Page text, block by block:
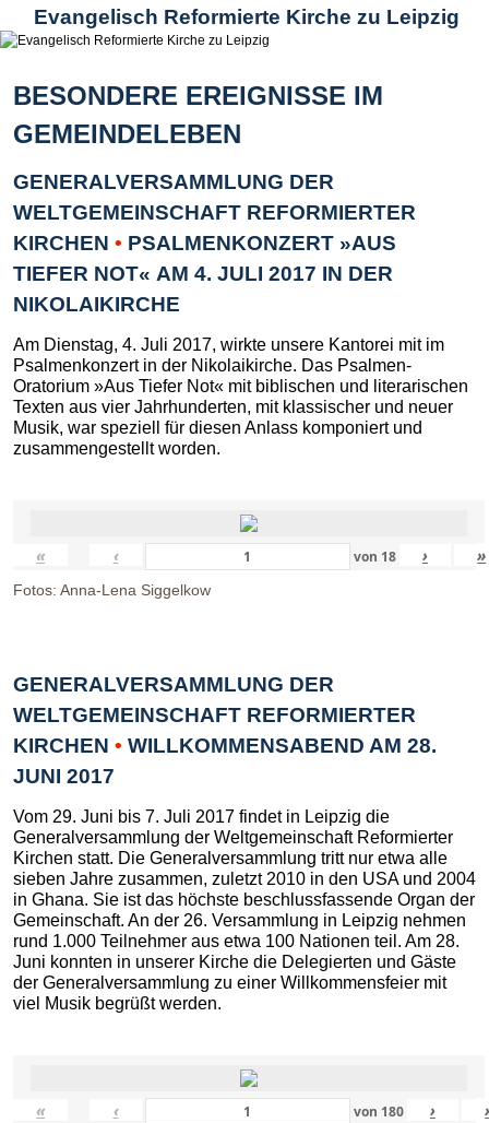
Evangelisch Reformierte Kirche zu Leipzig
BESONDERE EREIGNISSE IM
GEMEINDELEBEN
GENERALVERSAMMLUNG DER
WELTGEMEINSCHAFT REFORMIERTER
KIRCHEN • PSALMENKONZERT »AUS
TIEFER NOT« AM 4. JULI 2017 IN DER
NIKOLAIKIRCHE
Am Dienstag, 4. Juli 2017, wirkte unsere Kantorei mit im
Psalmenkonzert in der Nikolaikirche. Das Psalmen-
Oratorium »Aus Tiefer Not« mit biblischen und literarischen
Texten aus vier Jahrhunderten, mit klassischer und neuer
Musik, war speziell für diesen Anlass komponiert und
zusammengestellt worden.
« ‹ von 18 › »
Fotos: Anna-Lena Siggelkow
GENERALVERSAMMLUNG DER
WELTGEMEINSCHAFT REFORMIERTER
KIRCHEN • WILLKOMMENSABEND AM 28.
JUNI 2017
Vom 29. Juni bis 7. Juli 2017 findet in Leipzig die
Generalversammlung der Weltgemeinschaft Reformierter
Kirchen statt. Die Generalversammlung tritt nur etwa alle
sieben Jahre zusammen, zuletzt 2010 in den USA und 2004
in Ghana. Sie ist das höchste beschlussfassende Organ der
Gemeinschaft. An der 26. Versammlung in Leipzig nehmen
rund 1.000 Teilnehmer aus etwa 100 Nationen teil. Am 28.
Juni konnten in unserer Kirche die Delegierten und Gäste
der Generalversammlung zu einer Willkommensfeier mit
viel Musik begrüßt werden.
« ‹ von 180 ›